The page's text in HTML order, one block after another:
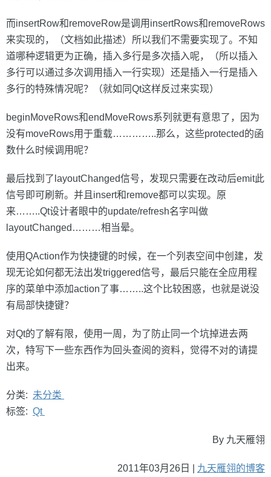
而insertRow和removeRow是调用insertRows和removeRows
来实现的，（文档如此描述）所以我们不需要实现了。不知
道哪种逻辑更为正确，插入多行是多次插入呢，（所以插入
多行可以通过多次调用插入一行实现）还是插入一行是插入
多行的特殊情况呢？（就如同Qt这样反过来实现）
beginMoveRows和endMoveRows系列就更有意思了，因为
没有moveRows用于重载…………..那么，这些protected的函
数什么时候调用呢？
最后找到了layoutChanged信号，发现只需要在改动后emit此
信号即可刷新。并且insert和remove都可以实现。原
来……..Qt设计者眼中的update/refresh名字叫做
layoutChanged………相当晕。
使用QAction作为快捷键的时候，在一个列表空间中创建，发
现无论如何都无法出发triggered信号，最后只能在全应用程
序的菜单中添加action了事……..这个比较困惑，也就是说没
有局部快捷键？
对Qt的了解有限，使用一周，为了防止同一个坑掉进去两
次，特写下一些东西作为回头查阅的资料，觉得不对的请提
出来。
分类: 未分类
标签: Qt
By 九天雁翎
2011年03月26日 | 九天雁翎的博客